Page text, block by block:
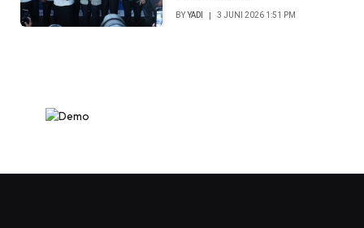
BYYADI 3 JUNI 2026 1:51 PM